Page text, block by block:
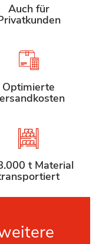
Auch für
Optimierte
t Material